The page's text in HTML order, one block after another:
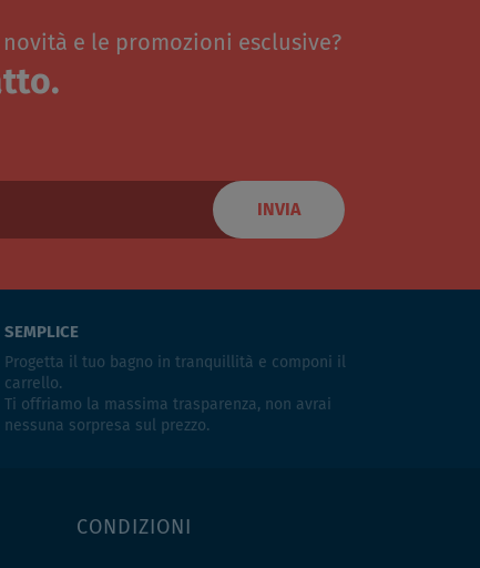
e le promozioni esclusive?
INVIA
SEMPLICE
Progetta il tuo bagno in tranquillità e componi il
carrello.
Ti offriamo la massima trasparenza, non avrai
nessuna sorpresa sul prezzo.
CONDIZIONI